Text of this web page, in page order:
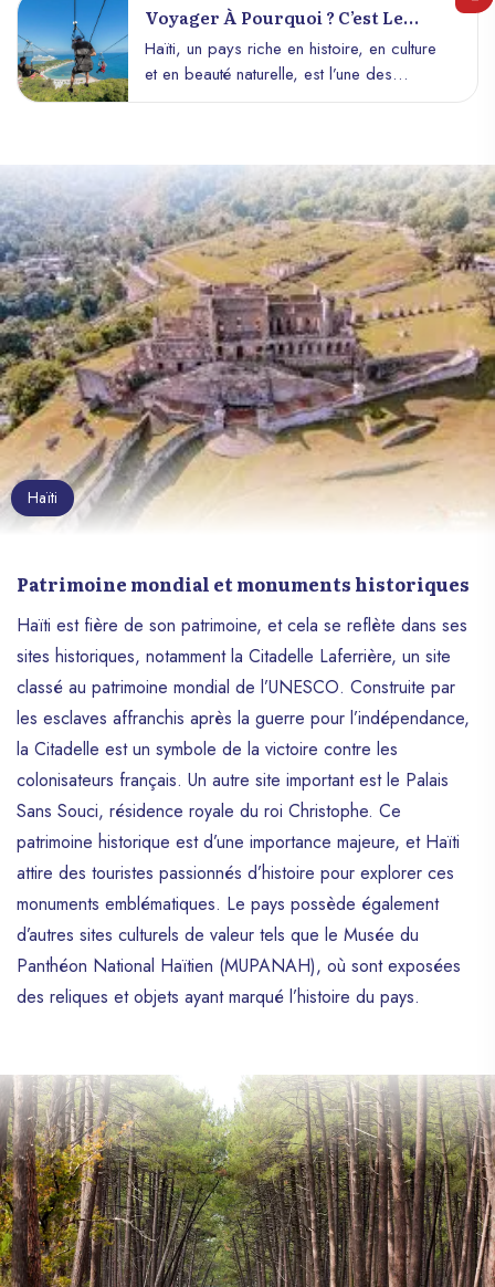
Voyager À Pourquoi ? C’est Le
Moment Idéal Pour Le Découvrir
Haïti, un pays riche en histoire, en culture
et en beauté naturelle, est l’une des
destinations les plus fascinantes et sous-
prisme négatif, mais aujourd’hui, Haïti
mérite d’être redécouvert. Si vous vous
demandez pourquoi voyager à Haïti
maintenant, cet article vous convaincra que
c’est le moment idéal pour découvrir cette
île unique, pleine de surprises et de
trésors cachés.
Haïti
Patrimoine mondial et monuments historiques
Haïti est fière de son patrimoine, et cela se reflète dans ses
sites historiques, notamment la Citadelle Laferrière, un site
classé au patrimoine mondial de l’UNESCO. Construite par
les esclaves affranchis après la guerre pour l’indépendance,
la Citadelle est un symbole de la victoire contre les
colonisateurs français. Un autre site important est le Palais
Sans Souci, résidence royale du roi Christophe. Ce
patrimoine historique est d’une importance majeure, et Haïti
attire des touristes passionnés d’histoire pour explorer ces
monuments emblématiques. Le pays possède également
d’autres sites culturels de valeur tels que le Musée du
Panthéon National Haïtien (MUPANAH), où sont exposées
des reliques et objets ayant marqué l’histoire du pays.